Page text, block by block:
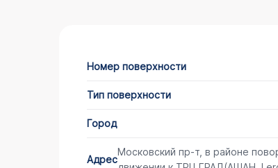
Номер поверхности
Тип поверхности
Город
Адрес
Московский пр-т, в районе